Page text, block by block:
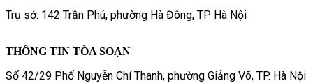
Trụ sở: 142 Trần Phú, phường Hà Đông, TP Hà Nội
THÔNG TIN TÒA SOẠN
Số 42/29 Phố Nguyễn Chí Thanh, phường Giảng Võ, TP. Hà Nội